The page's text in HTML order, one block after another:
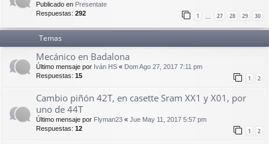
Publicado en Presentate
Respuestas: 292 1 … 27 28 29 30
Temas
Mecánico en Badalona
Último mensaje por Iván HS « Dom Ago 27, 2017 7:11 pm
Respuestas: 15 1 2
Cambio piñón 42T, en casette Sram XX1 y X01, por
uno de 44T
Último mensaje por Flyman23 « Jue May 11, 2017 5:57 pm
Respuestas: 12 1 2